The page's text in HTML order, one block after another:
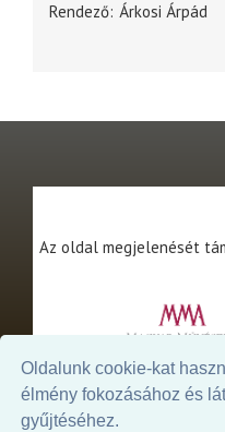
Oldalunk cookie-kat
élmény fokozásához és
gyűjtéséhez.
Rendező Árkosi Árpád
Az oldal megjelenését